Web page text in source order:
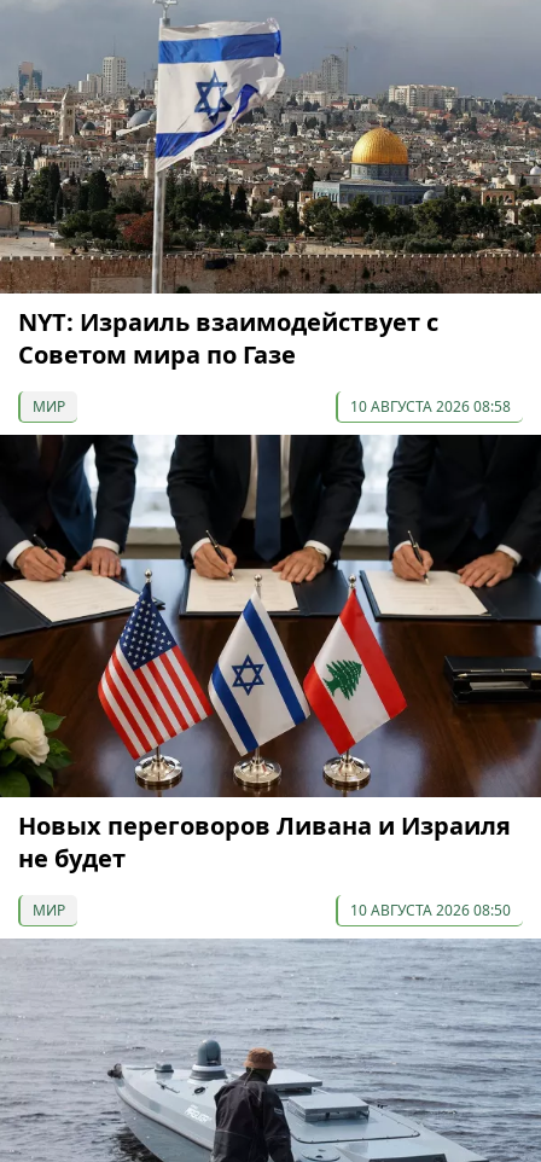
NYT: Израиль взаимодействует с
Советом мира по Газе
МИР 10 АВГУСТА 2026 08:58
Новых переговоров Ливана и Израиля
не будет
МИР 10 АВГУСТА 2026 08:50